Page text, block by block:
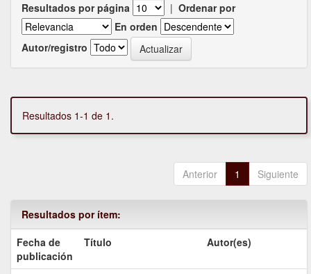
Resultados por página | Ordenar por
En orden
Autor/registro
Resultados 1-1 de 1.
Anterior 1 Siguiente
Resultados por ítem:
Fecha de
publicación
Título Autor(es)